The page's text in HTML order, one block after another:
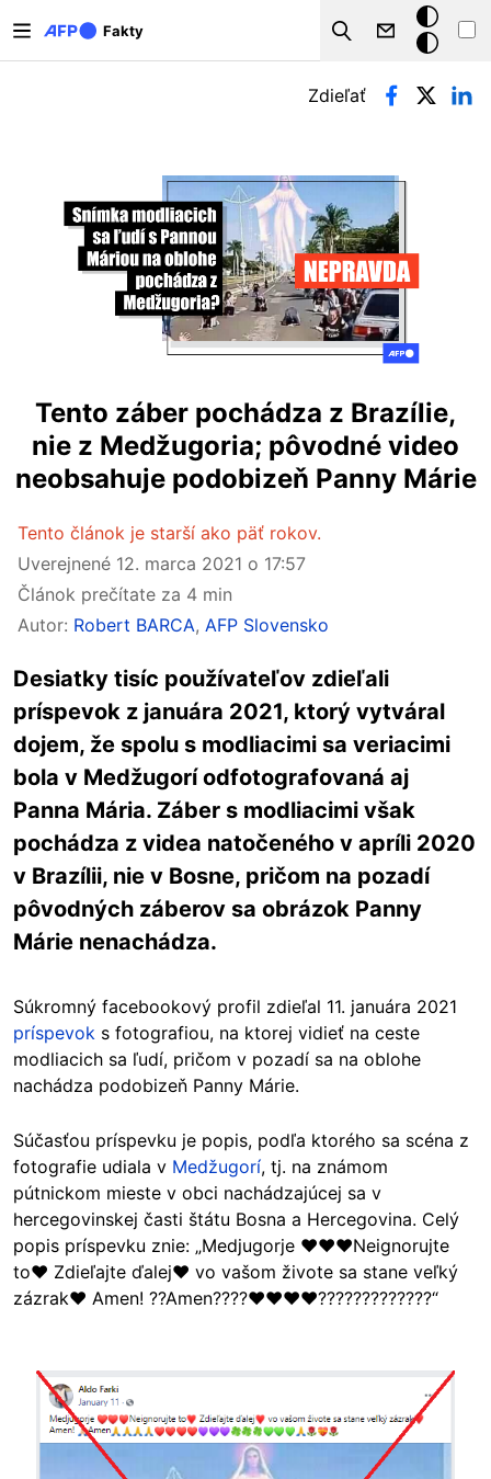
Fakty
Search
Tmavý
režim
Primárne karty
Zdieľať
Tento záber pochádza z Brazílie,
nie z Medžugoria; pôvodné video
neobsahuje podobizeň Panny Márie
Tento článok je starší ako päť rokov.
Uverejnené 12. marca 2021 o 17:57
Článok prečítate za 4 min
Autor: Robert BARCA, AFP Slovensko
Desiatky tisíc používateľov zdieľali
príspevok z januára 2021, ktorý vytváral
dojem, že spolu s modliacimi sa veriacimi
bola v Medžugorí odfotografovaná aj
Panna Mária. Záber s modliacimi však
pochádza z videa natočeného v apríli 2020
v Brazílii, nie v Bosne, pričom na pozadí
pôvodných záberov sa obrázok Panny
Márie nenachádza.
Súkromný facebookový profil zdieľal 11. januára 2021
príspevok s fotografiou, na ktorej vidieť na ceste
modliacich sa ľudí, pričom v pozadí sa na oblohe
nachádza podobizeň Panny Márie.
Súčasťou príspevku je popis, podľa ktorého sa scéna z
fotografie udiala v Medžugorí, tj. na známom
pútnickom mieste v obci nachádzajúcej sa v
hercegovinskej časti štátu Bosna a Hercegovina. Celý
popis príspevku znie: „Medjugorje ❤❤❤Neignorujte
to♥ Zdieľajte ďalej♥ vo vašom živote sa stane veľký
zázrak♥ Amen! ??Amen????❤❤❤❤?????????????“
Image